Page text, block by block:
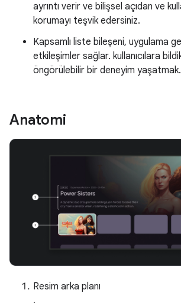
ayrıntı verir ve bilişsel açıdan ve
korumayı teşvik edersiniz.
Kapsamlı liste bileşeni, uygulama
etkileşimler sağlar. kullanıcılara
öngörülebilir bir deneyim yaşatmak.
Anatomi
Resim arka planı